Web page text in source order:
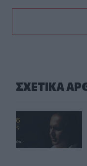
ΣΧΕΤΙΚA
Δύο συναυλίες